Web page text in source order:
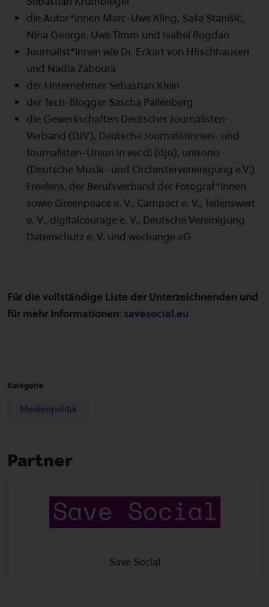
die Autor*innen Marc-Uwe Kling, Saša Stanišić,
Nina George, Uwe Timm und Isabel Bogdan
Journalist*innen wie Dr. Eckart von Hirschhausen
und Nadia Zaboura
der Unternehmer Sebastian Klein
der Tech-Blogger Sascha Pallenberg
die Gewerkschaften Deutscher Journalisten-
Verband (DJV), Deutsche Journalistinnen- und
Journalisten-Union in ver.di (dju), unisono
(Deutsche Musik- und Orchestervereinigung e.V.)
Freelens, der Berufsverband der Fotograf*innen
sowie Greenpeace e. V., Campact e. V., Teilenswert
e. V., digitalcourage e. V., Deutsche Vereinigung
Datenschutz e. V. und wechange eG
Für die vollständige Liste der Unterzeichnenden und
für mehr Informationen: savesocial.eu
Kategorie
Medienpolitik
Partner
Save Social